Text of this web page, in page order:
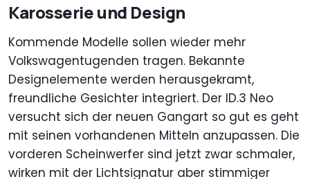
Karosserie und Design
Kommende Modelle sollen wieder mehr
Volkswagentugenden tragen. Bekannte
Designelemente werden herausgekramt,
freundliche Gesichter integriert. Der ID.3 Neo
versucht sich der neuen Gangart so gut es geht
mit seinen vorhandenen Mitteln anzupassen. Die
vorderen Scheinwerfer sind jetzt zwar schmaler,
wirken mit der Lichtsignatur aber stimmiger